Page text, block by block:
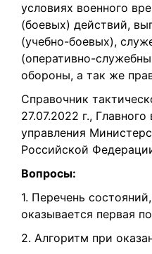
условиях военного
(боевых) действий,
(учебно-боевых),
(оперативно-
обороны, а так же
Справочник
27.07.2022 г.,
управления
Российской
Вопросы:
1. Перечень
оказывается первая
2. Алгоритм при